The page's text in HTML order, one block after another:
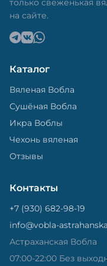
только свеженькая
на сайте.
Каталог
Вяленая Вобла
Сушёная Вобла
Икра Воблы
Чехонь вяленая
Отзывы
Контакты
+7 (930) 682-98-19
info@vobla-
Астраханская Вобла
07:00-22:00 Без